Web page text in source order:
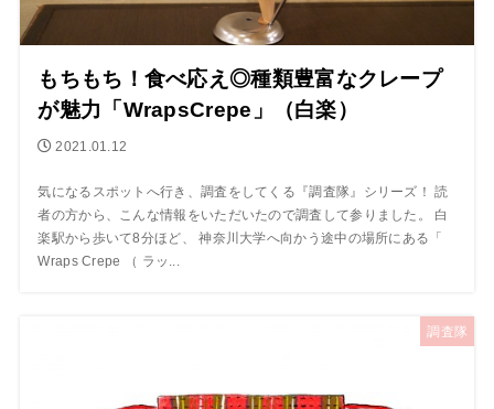
もちもち！食べ応え◎種類豊富なクレープ
が魅力「WrapsCrepe」（白楽）
2021.01.12
気になるスポットへ行き、調査をしてくる『調査隊』シリーズ！ 読
者の方から、こんな情報をいただいたので調査して参りました。 白
楽駅から歩いて8分ほど、 神奈川大学へ向かう途中の場所にある「
Wraps Crepe （ ラッ...
調査隊